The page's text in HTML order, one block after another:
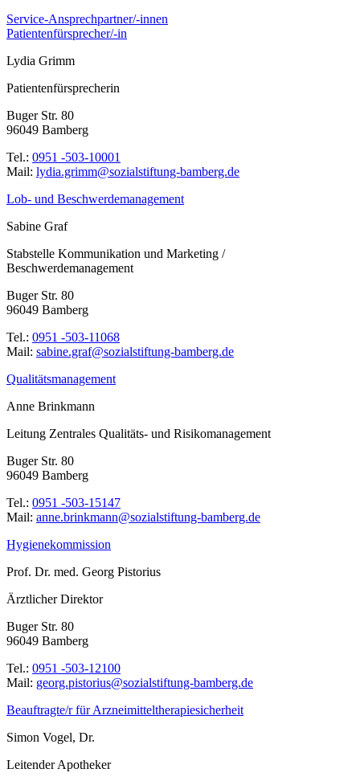
Service-Ansprechpartner/-innen
Patientenfürsprecher/-in
Lydia Grimm
Patientenfürsprecherin
Buger Str. 80
96049 Bamberg
Tel.: 0951 -503-10001
Mail: ed.grebmab-gnutfitslaizos@mmirg.aidyl
Lob- und Beschwerdemanagement
Sabine Graf
Stabstelle Kommunikation und Marketing /
Beschwerdemanagement
Buger Str. 80
96049 Bamberg
Tel.: 0951 -503-11068
Mail: ed.grebmab-gnutfitslaizos@farg.enibas
Qualitätsmanagement
Anne Brinkmann
Leitung Zentrales Qualitäts- und Risikomanagement
Buger Str. 80
96049 Bamberg
Tel.: 0951 -503-15147
Mail: ed.grebmab-gnutfitslaizos@nnamknirb.enna
Hygienekommission
Prof. Dr. med. Georg Pistorius
Ärztlicher Direktor
Buger Str. 80
96049 Bamberg
Tel.: 0951 -503-12100
Mail: ed.grebmab-gnutfitslaizos@suirotsip.groeg
Beauftragte/r für Arzneimitteltherapiesicherheit
Simon Vogel, Dr.
Leitender Apotheker